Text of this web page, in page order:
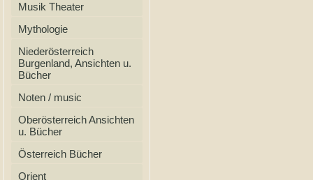
Musik Theater
Mythologie
Niederösterreich
Burgenland, Ansichten u.
Bücher
Noten / music
Oberösterreich Ansichten
u. Bücher
Österreich Bücher
Orient